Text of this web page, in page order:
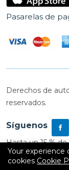
Pasarelas de
Derechos de
reservados.
Síguenos
Hasta un 15 %
Your experience
cookies Cookie